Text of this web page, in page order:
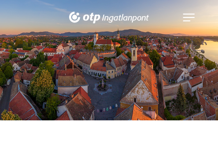
Navigáció
kinyitása